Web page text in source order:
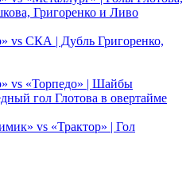
Григоренко и Ливо
vs СКА | Дубль Григоренко,
vs «Торпедо» | Шайбы
гол Глотова в овертайме
vs «Трактор» | Гол